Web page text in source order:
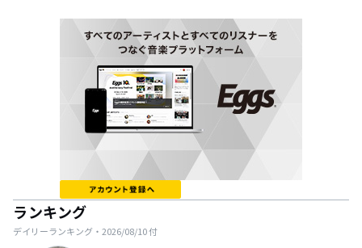
ランキング
デイリーランキング・ 2026/08/10付